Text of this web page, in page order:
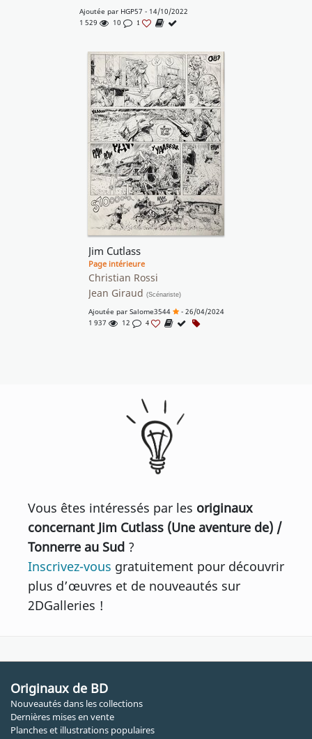
Ajoutée par HGP57 - 14/10/2022
1 529
10 1
Jim Cutlass
Page intérieure
Christian Rossi
Jean Giraud (Scénariste)
Ajoutée par Salome3544
- 26/04/2024
1 937
12 4
Vous êtes intéressés par les originaux
concernant Jim Cutlass (Une aventure de) /
Tonnerre au Sud ?
Inscrivez-vous gratuitement pour découvrir
plus d’œuvres et de nouveautés sur
2DGalleries !
Originaux de BD
Nouveautés dans les collections
Dernières mises en vente
Planches et illustrations populaires